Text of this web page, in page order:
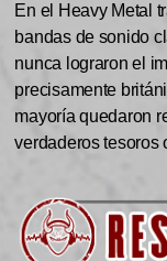
En el Heavy Metal
bandas de sonido
nunca lograron el
precisamente
mayoría quedaron
verdaderos tesoros